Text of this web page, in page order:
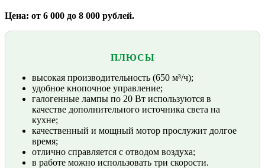
Цена: от 6 000 до 8 000 рублей.
ПЛЮСЫ
высокая производительность (650 м³/ч);
удобное кнопочное управление;
галогенные лампы по 20 Вт используются в
качестве дополнительного источника света на
кухне;
качественный и мощный мотор прослужит долгое
время;
отлично справляется с отводом воздуха;
в работе можно использовать три скорости.